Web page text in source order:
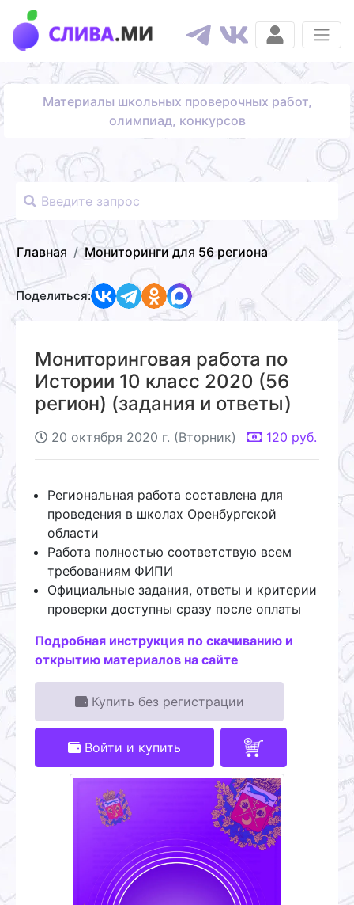
Материалы школьных проверочных работ,
олимпиад, конкурсов
Главная Мониторинги для 56 региона
Поделиться:
Мониторинговая работа по
Истории 10 класс 2020 (56
регион) (задания и ответы)
20 октября 2020 г. (Вторник) 120 руб.
Региональная работа составлена для
проведения в школах Оренбургской
области
Работа полностью соответствую всем
требованиям ФИПИ
Официальные задания, ответы и критерии
проверки доступны сразу после оплаты
Подробная инструкция по скачиванию и
открытию материалов на сайте
Купить без регистрации
Войти и купить